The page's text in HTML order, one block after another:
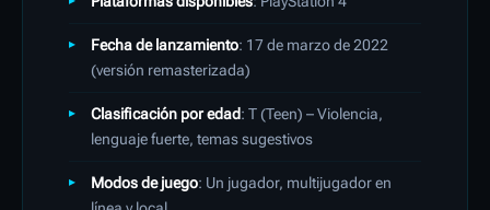
Fecha de lanzamiento: 17 de marzo de 2022
(versión remasterizada)
Clasificación por edad: T (Teen) – Violencia,
lenguaje fuerte, temas sugestivos
Modos de juego: Un jugador, multijugador en